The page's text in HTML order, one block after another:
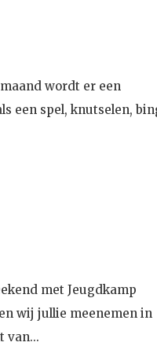
wordt er een
een spel, knutselen,
met Jeugdkamp
wij jullie meenemen in
van...